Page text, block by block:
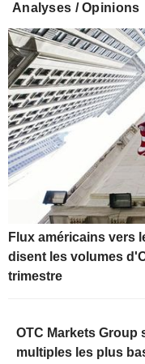
Analyses / Opinions
Flux américains vers
disent les volumes
trimestre
OTC Markets Group
multiples les plus